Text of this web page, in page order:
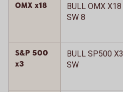
OMX x18
BULL OMX X18
SW 8
S&P 500
x3
BULL SP500 X3
SW